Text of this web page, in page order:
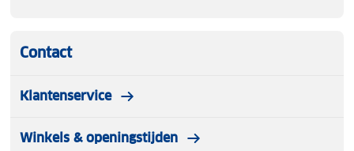
Contact
Klantenservice
Winkels & openingstijden